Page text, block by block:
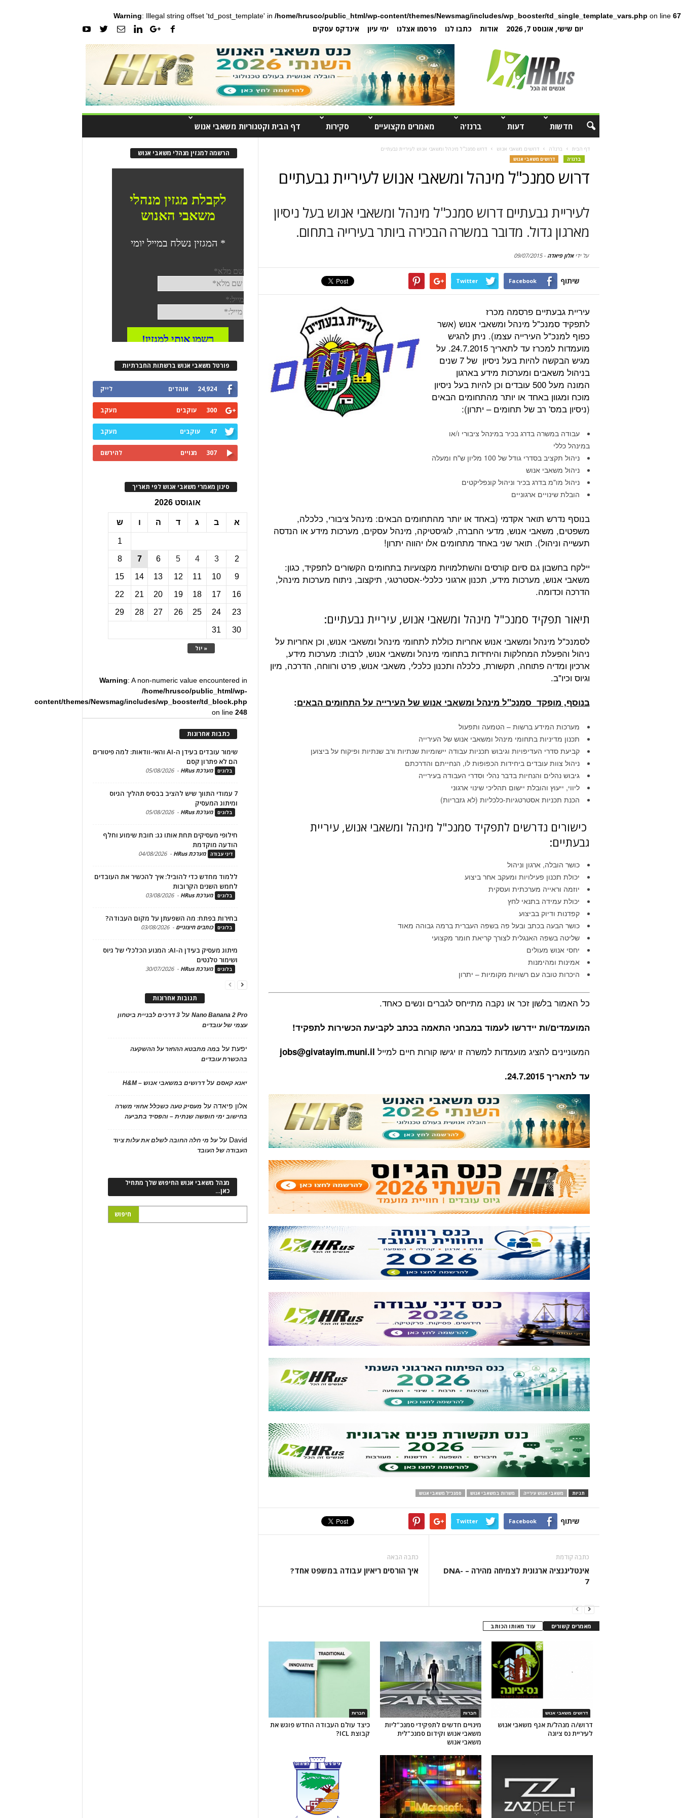
Warning: Illegal string offset 'td_post_template' in /home/hrusco/public_html/wp-content/themes/Newsmag/includes/wp_booster/td_single_template_vars.php on line 67
יום שישי, אוגוסט 7, 2026 אודות כתבו לנו פרסמו אצלנו ימי עיון אינדקס עסקים
חדשות דעות ברנז'ה מאמרים מקצועיים סקירות דף הבית וקטגוריות משאבי אנוש
דף הבית ברנז'ה דרושים משאבי אנוש דרוש סמנכ"ל מינהל ומשאבי אנוש לעיריית גבעתיים
ברנז'ה דרושים משאבי אנוש
דרוש סמנכ"ל מינהל ומשאבי אנוש לעיריית גבעתיים
לעיריית גבעתיים דרוש סמנכ"ל מינהל ומשאבי אנוש בעל ניסיון
מארגון גדול. מדובר במשרה הבכירה ביותר בעירייה בתחום.
על ידיאלון פיאדה -
09/07/2015
שיתוף Facebook
Twitter
עיריית גבעתיים פרסמה מכרז
לתפקיד סמנכ"ל מינהל ומשאבי אנוש (אשר
כפוף למנכ"ל העירייה עצמו). ניתן להגיש
מועמדות למכרז עד לתאריך 24.7.2015. על
מגיש הבקשה להיות בעל ניסיון של 7 שנים
בניהול משאבים ומערכות מידע בארגון
המונה מעל 500 עובדים וכן להיות בעל ניסיון
מוכח ומגוון באחד או יותר מהתחומים הבאים
(ניסיון במס' רב של תחומים – יתרון):
עבודה במשרה בדרג בכיר במינהל ציבורי ו/או
במינהל כללי
ניהול תקציב בסדרי גודל של 100 מליון ש"ח ומעלה
ניהול משאבי אנוש
ניהול מו"מ בדרג בכיר וניהול קונפליקטים
הובלת שינויים ארגוניים
בנוסף נדרש תואר אקדמי (באחד או יותר מהתחומים הבאים: מינהל ציבורי, כלכלה,
משפטים, משאבי אנוש, מדעי החברה, לוגיסטיקה, מינהל עסקים, מערכות מידע או הנדסה
תעשייה וניהול). תואר שני באחד מתחומים אלו יהווה יתרון!
יילקח בחשבון גם סיום קורסים והשתלמויות מקצועיות בתחומים הקשורים לתפקיד, כגון:
משאבי אנוש, מערכות מידע, תכנון ארגוני כלכלי-אסטרטגי, תיקצוב, ניתוח מערכות מינהל,
הדרכה וכדומה.
תיאור תפקיד סמנכ"ל מינהל ומשאבי אנוש, עיריית גבעתיים:
לסמנכ"ל מינהל ומשאבי אנוש אחריות כוללת לתחומי מינהל ומשאבי אנוש, וכן אחריות על
ניהול והפעלת המחלקות והיחידות בתחומי מינהל ומשאבי אנוש, לרבות: מערכות מידע,
ארכיון ומדיה פתוחה, תקשורת, כלכלה ותכנון כלכלי, משאבי אנוש, פרט ורווחה, הדרכה, מיון
וגיוס וכיו"ב.
בנוסף, מופקד סמנכ"ל מינהל ומשאבי אנוש של העירייה על התחומים הבאים:
מערכות המידע ברשות – הטמעה ותפעול
תכנון מדיניות בתחומי מינהל ומשאבי אנוש של העירייה
קביעת סדרי העדיפויות וגיבוש תכניות עבודה יישומיות שנתיות ורב שנתיות ופיקוח על ביצוען
ניהול צוות עובדים ביחידות הכפופות לו, הנחייתם והדרכתם
גיבוש נהלים והנחיות בדבר נהלי וסדרי העבודה בעירייה
ליווי, ייעוץ והובלת יישום תהליכי שינוי ארגוני
הכנת תכניות אסטרטגיות-כלכליות (לא גזבריות)
כישורים נדרשים לתפקיד סמנכ"ל מינהל ומשאבי אנוש, עיריית
גבעתיים:
כושר הובלה, ארגון וניהול
יכולת תכנון פעילויות ומעקב אחר ביצוע
יוזמה וראייה מערכתית ועסקית
יכולת עמידה בתנאי לחץ
קפדנות ודיוק בביצוע
כושר הבעה בכתב ובעל פה בשפה העברית ברמה גבוהה מאוד
שליטה בשפה האנגלית לצורך קריאת חומר מקצועי
יחסי אנוש מעולים
אמינות ומהימנות
היכרות טובה עם רשויות מקומיות – יתרון
כל האמור בלשון זכר או נקבה מתייחס לגברים ונשים כאחד.
המועמדים/ות יידרשו לעמוד במבחני התאמה בכתב לקביעת הכשירות לתפקיד!
המעוניינים להציג מועמדות למשרה זו יגישו קורות חיים למייל jobs@givatayim.muni.il
עד לתאריך 24.7.2015.
תגיות משאבי אנוש עירייה משרות במשאבי אנוש סמנכ"ל משאבי אנוש
שיתוף Facebook
Twitter
כתבה קודמת
אינטליגנציה ארגונית לצמיחה מהירה – DNA-
7
כתבה הבאה
איך הורסים ריאיון עבודה במשפט אחד?
מאמרים קשורים עוד מאותו הכותב
חברות
כיצד עולם העבודה החדש פוגש את
קבוצת ICL?
חברות
מינויים חדשים לתפקידי סמנכ"ליות
משאבי אנוש וקידום סמנכ"לית
משאבי אנוש
דרושים משאבי אנוש
דרוש/ה מנהל/ת אגף משאבי אנוש
לעיריית נס ציונה
הרשמה למגזין מנהלי משאבי אנוש
פורטל משאבי אנוש ברשתות החברתיות
24,924 אוהדים לייק
300 עוקבים מעקב
47 עוקבים מעקב
307 מנויים להירשם
סינון מאמרי משאבי אנוש לפי תאריך
אוגוסט 2026
א ב ג ד ה ו ש
« יול
1
2
3
4
5
6
7
8
9
10
11
12
13
14
15
16
17
18
19
20
21
22
23
24
25
26
27
28
29
30
31
Warning: A non-numeric value encountered in
/home/hrusco/public_html/wp-
content/themes/Newsmag/includes/wp_booster/td_block.php
on line248
כתבות אחרונות
שימור עובדים בעידן ה-AI והאי-וודאות: למה פיטורים
הם לא פתרון קסם
בלוגים מערכת HRus -
05/08/2026
7 עמודי התווך שיש להציב בבסיס תהליך הגיוס
ומיתוג המעסיק
בלוגים מערכת HRus -
05/08/2026
חילופי מעסיקים תחת אותו גג: חובת שימוע וחלף
הודעה מוקדמת
דיני עבודה מערכת HRus -
04/08/2026
ללמוד מחדש כדי להוביל: איך להכשיר את העובדים
לחמש השנים הקרובות
בלוגים מערכת HRus -
03/08/2026
בחירות בפתח: מה השפעתן על מקום העבודה?
בלוגים כותבים חיצוניים -
03/08/2026
מיתוג מעסיק בעידן ה-AI: המנוע הכלכלי של גיוס
ושימור טלנטים
בלוגים מערכת HRus -
30/07/2026
תגובות אחרונות
Nano Banana 2 Proעל 3 דרכים לבניית ביטחון
עצמי של עובדים
יפעתעל במה מתבטא ההחזר על ההשקעה
בהכשרת עובדים
יאנא קאסםעלדרושים במשאבי אנוש – H&M
אלון פיאדה על מעסיק טעה כשכלל אחוזי משרה
בחישוב ימי חופשה שנתית – והפסיד בתביעה
David עלעל מי חלה החובה לשלם את עלות ציוד
העבודה של העובד
מנהל משאבי אנוש החיפוש שלך מתחיל
כאן…